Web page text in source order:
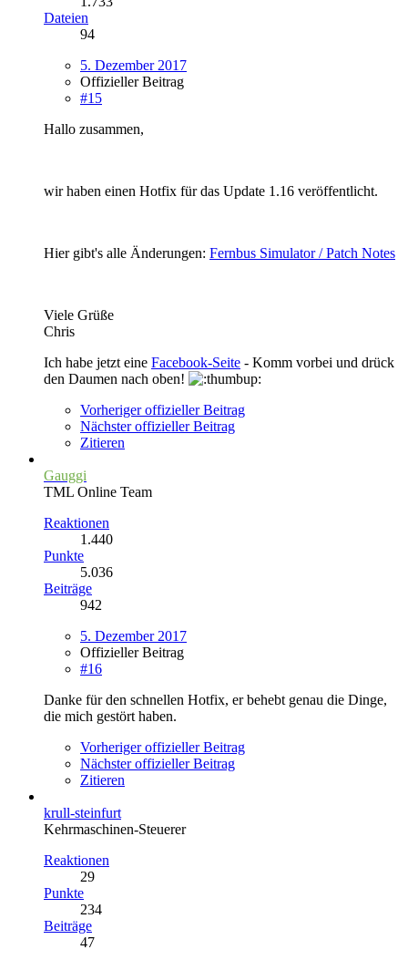
Dateien
94
5. Dezember 2017
Offizieller Beitrag
#15
Hallo zusammen,
wir haben einen Hotfix für das Update 1.16 veröffentlicht.
Hier gibt's alle Änderungen: Fernbus Simulator / Patch Notes
Viele Grüße
Chris
Ich habe jetzt eine Facebook-Seite - Komm vorbei und drück
den Daumen nach oben!
Vorheriger offizieller Beitrag
Nächster offizieller Beitrag
Zitieren
Gauggi
TML Online Team
Reaktionen
1.440
Punkte
5.036
Beiträge
942
5. Dezember 2017
Offizieller Beitrag
#16
Danke für den schnellen Hotfix, er behebt genau die Dinge,
die mich gestört haben.
Vorheriger offizieller Beitrag
Nächster offizieller Beitrag
Zitieren
krull-steinfurt
Kehrmaschinen-Steuerer
Reaktionen
29
Punkte
234
Beiträge
47